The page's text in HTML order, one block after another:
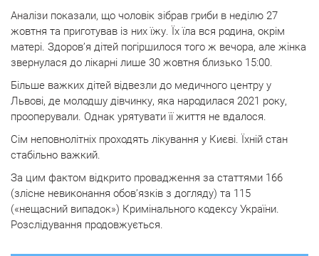
Аналізи показали, що чоловік зібрав гриби в неділю 27
жовтня та приготував із них їжу. Їх їла вся родина, окрім
матері. Здоров’я дітей погіршилося того ж вечора, але жінка
звернулася до лікарні лише 30 жовтня близько 15:00.
Більше важких дітей відвезли до медичного центру у
Львові, де молодшу дівчинку, яка народилася 2021 року,
прооперували. Однак урятувати її життя не вдалося.
Сім неповнолітніх проходять лікування у Києві. Їхній стан
стабільно важкий.
За цим фактом відкрито провадження за статтями 166
(злісне невиконання обов’язків з догляду) та 115
(«нещасний випадок») Кримінального кодексу України.
Розслідування продовжується.